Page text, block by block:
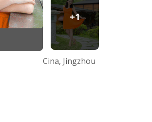
+1
Cina, Jingzhou